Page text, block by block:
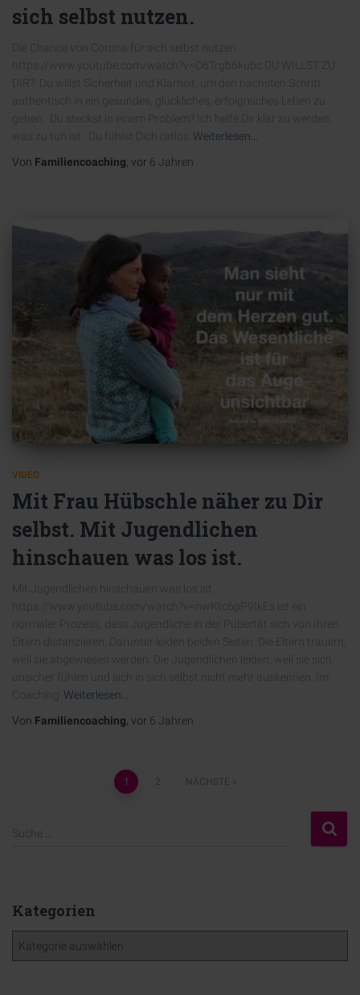
sich selbst nutzen.
Die Chance von Corona für sich selbst nutzen.
https://www.youtube.com/watch?v=O6Trgb6kubc DU WILLST ZU
DIR? Du willst Sicherheit und Klarheit, um den nächsten Schritt
authentisch in ein gesundes, glückliches, erfolgreiches Leben zu
gehen. Du steckst in einem Problem? Ich helfe Dir klar zu werden,
was zu tun ist. Du fühlst Dich ratlos
Weiterlesen…
Von Familiencoaching , vor 6 Jahren
VIDEO
Mit Frau Hübschle näher zu Dir
selbst. Mit Jugendlichen
hinschauen was los ist.
Mit Jugendlichen hinschauen was los ist.
https://www.youtube.com/watch?v=nwKtc6pP9IkEs ist ein
normaler Prozess, dass Jugendliche in der Pubertät sich von Ihren
Eltern distanzieren. Darunter leiden beiden Seiten. Die Eltern trauern,
weil sie abgewiesen werden. Die Jugendlichen leiden, weil sie sich
unsicher fühlen und sich in sich selbst nicht mehr auskennen. Im
Coaching
Weiterlesen…
Von Familiencoaching , vor 6 Jahren
1 NÄCHSTE
Kategorien